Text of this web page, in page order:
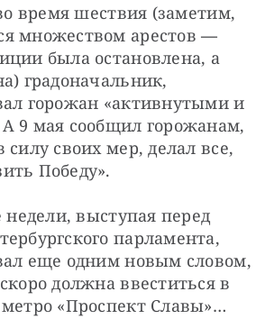
время шествия (заметим,
множеством арестов —
была остановлена, а
градоначальник,
горожан «активнутыми и
9 мая сообщил горожанам,
своих мер, делал все,
Победу».
недели, выступая перед
парламента,
еще одним новым словом,
должна ввеститься в
«Проспект Славы»…